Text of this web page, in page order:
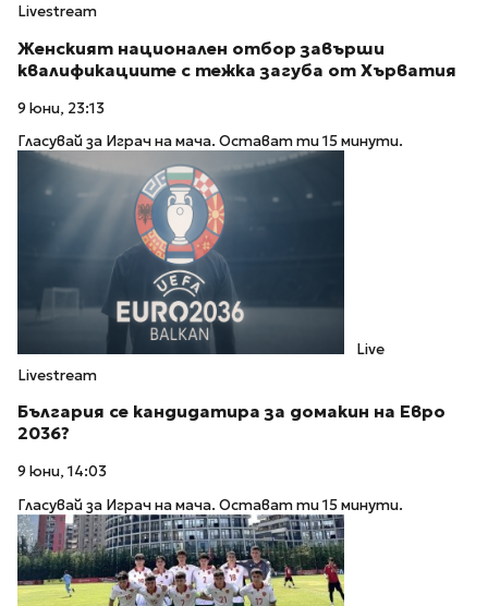
Livestream
Женският национален отбор завърши
квалификациите с тежка загуба от Хърватия
9 юни, 23:13
Гласувай за Играч на мача. Остават ти 15 минути.
Live
Livestream
България се кандидатира за домакин на Евро
2036?
9 юни, 14:03
Гласувай за Играч на мача. Остават ти 15 минути.